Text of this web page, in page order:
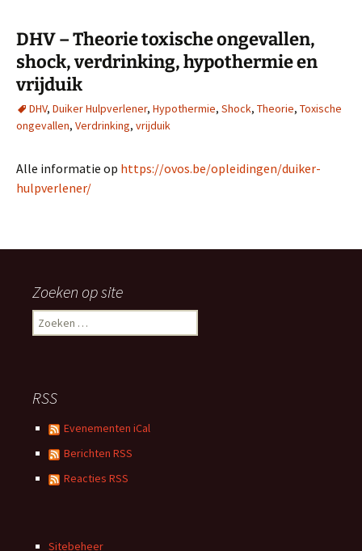
DHV – Theorie toxische ongevallen,
shock, verdrinking, hypothermie en
vrijduik
DHV, Duiker Hulpverlener, Hypothermie, Shock, Theorie, Toxische
ongevallen, Verdrinking, vrijduik
Alle informatie op https://ovos.be/opleidingen/duiker-
hulpverlener/
Zoeken op site
Zoeken
naar:
RSS
Evenementen iCal
Berichten RSS
Reacties RSS
Sitebeheer